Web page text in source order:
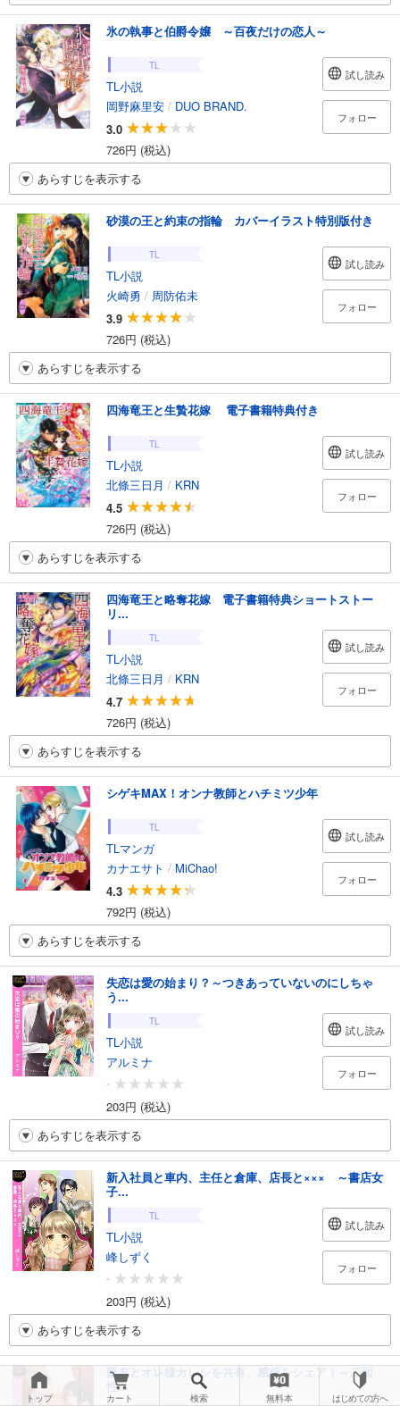
氷の執事と伯爵令嬢 ～百夜だけの恋人～
TL
TL小説
岡野麻里安 / DUO BRAND.
3.0
726円 (税込)
試し読み
フォロー
あらすじを表示する
砂漠の王と約束の指輪 カバーイラスト特別版付き
TL
TL小説
火崎勇 / 周防佑未
3.9
726円 (税込)
試し読み
フォロー
あらすじを表示する
四海竜王と生贄花嫁 電子書籍特典付き
TL
TL小説
北條三日月 / KRN
4.5
726円 (税込)
試し読み
フォロー
あらすじを表示する
四海竜王と略奪花嫁 電子書籍特典ショートストー
リ...
TL
TL小説
北條三日月 / KRN
4.7
726円 (税込)
試し読み
フォロー
あらすじを表示する
シゲキMAX！オンナ教師とハチミツ少年
TL
TLマンガ
カナエサト / MiChao!
4.3
792円 (税込)
試し読み
フォロー
あらすじを表示する
失恋は愛の始まり？～つきあっていないのにしちゃ
う...
TL
TL小説
アルミナ
-
203円 (税込)
試し読み
フォロー
あらすじを表示する
新入社員と車内、主任と倉庫、店長と××× ～書店女
子...
TL
TL小説
峰しずく
-
203円 (税込)
試し読み
フォロー
あらすじを表示する
親友とオレ様カレシを共有、感想をシェア！～二面
性...
トップ カート 検索 無料本 はじめての方へ